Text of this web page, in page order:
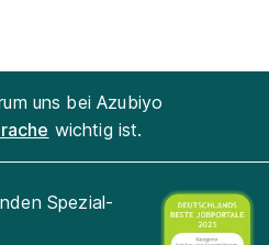
uns bei Azubiyo
wichtig ist.
Spezial-